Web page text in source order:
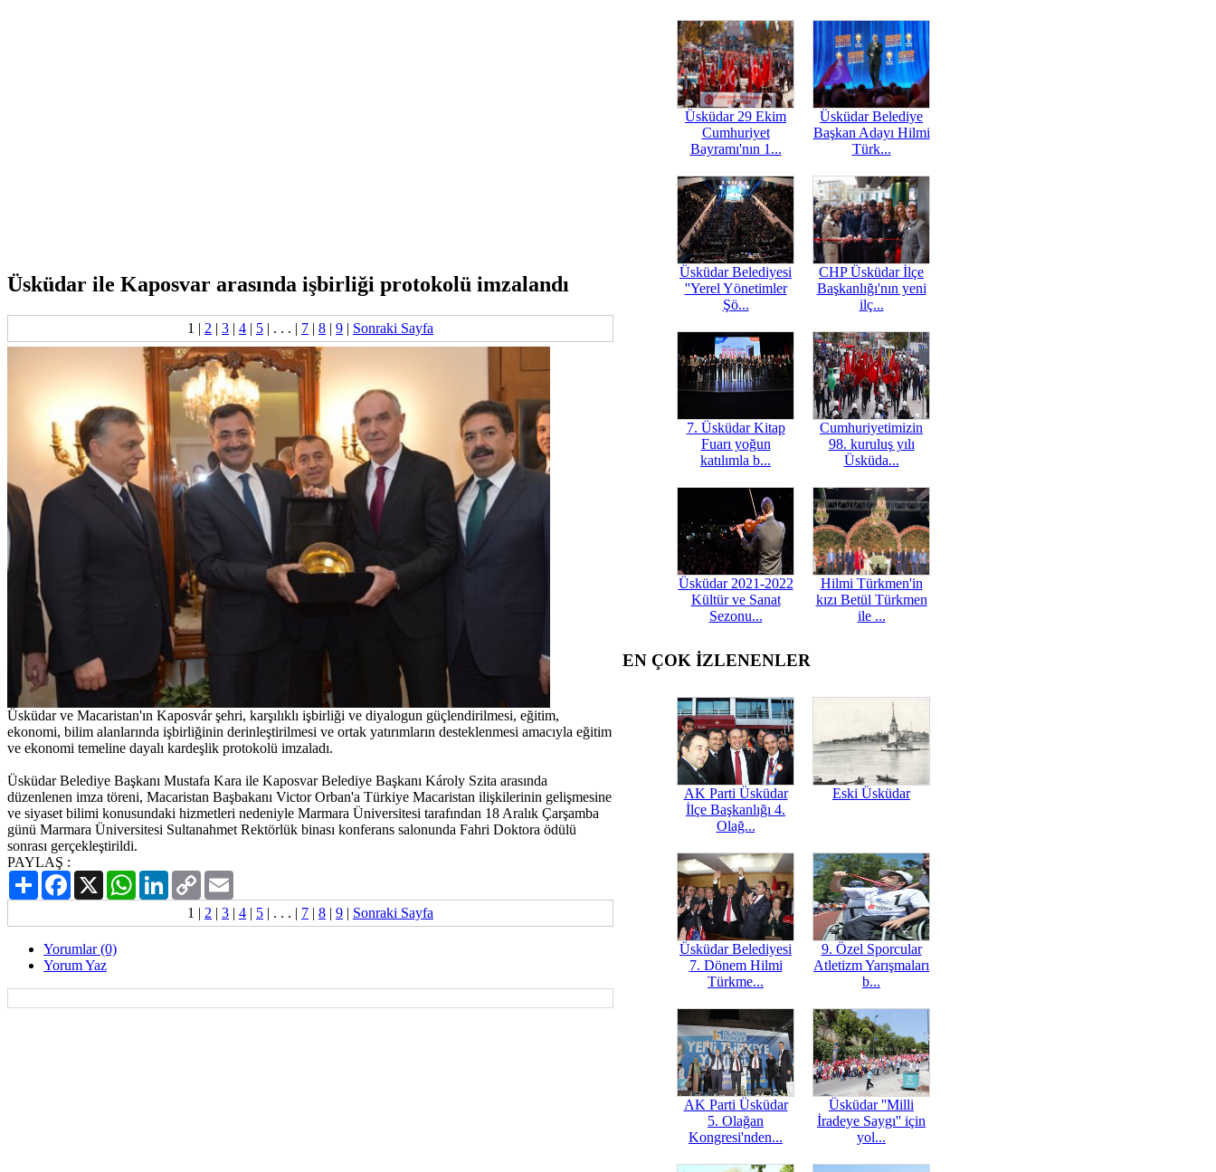
Üsküdar ile Kaposvar arasında işbirliği protokolü imzalandı
1 | 2 | 3 | 4 | 5 | . . . | 7 | 8 | 9 | Sonraki Sayfa
Üsküdar ve Macaristan'ın Kaposvár şehri, karşılıklı işbirliği ve diyalogun güçlendirilmesi, eğitim,
ekonomi, bilim alanlarında işbirliğinin derinleştirilmesi ve ortak yatırımların desteklenmesi amacıyla eğitim
ve ekonomi temeline dayalı kardeşlik protokolü imzaladı.
Üsküdar Belediye Başkanı Mustafa Kara ile Kaposvar Belediye Başkanı Károly Szita arasında
düzenlenen imza töreni, Macaristan Başbakanı Victor Orban'a Türkiye Macaristan ilişkilerinin gelişmesine
ve siyaset bilimi konusundaki hizmetleri nedeniyle Marmara Üniversitesi tarafından 18 Aralık Çarşamba
günü Marmara Üniversitesi Sultanahmet Rektörlük binası konferans salonunda Fahri Doktora ödülü
sonrası gerçekleştirildi.
PAYLAŞ :
PaylaşFacebook
X WhatsAppLinkedIn
Copy
Link
1 | 2 | 3 | 4 | 5 | . . . | 7 | 8 | 9 | Sonraki Sayfa
Yorumlar (0)
Yorum Yaz
Üsküdar 29 Ekim
Cumhuriyet
Bayramı'nın 1...
Üsküdar Belediye
Başkan Adayı Hilmi
Türk...
Üsküdar Belediyesi
''Yerel Yönetimler
Şö...
CHP Üsküdar İlçe
Başkanlığı'nın yeni
ilç...
7. Üsküdar Kitap
Fuarı yoğun
katılımla b...
Cumhuriyetimizin
98. kuruluş yılı
Üsküda...
Üsküdar 2021-2022
Kültür ve Sanat
Sezonu...
Hilmi Türkmen'in
kızı Betül Türkmen
ile ...
EN ÇOK İZLENENLER
AK Parti Üsküdar
İlçe Başkanlığı 4.
Olağ...
Eski Üsküdar
Üsküdar Belediyesi
7. Dönem Hilmi
Türkme...
9. Özel Sporcular
Atletizm Yarışmaları
b...
AK Parti Üsküdar
5. Olağan
Kongresi'nden...
Üsküdar ''Milli
İradeye Saygı'' için
yol...